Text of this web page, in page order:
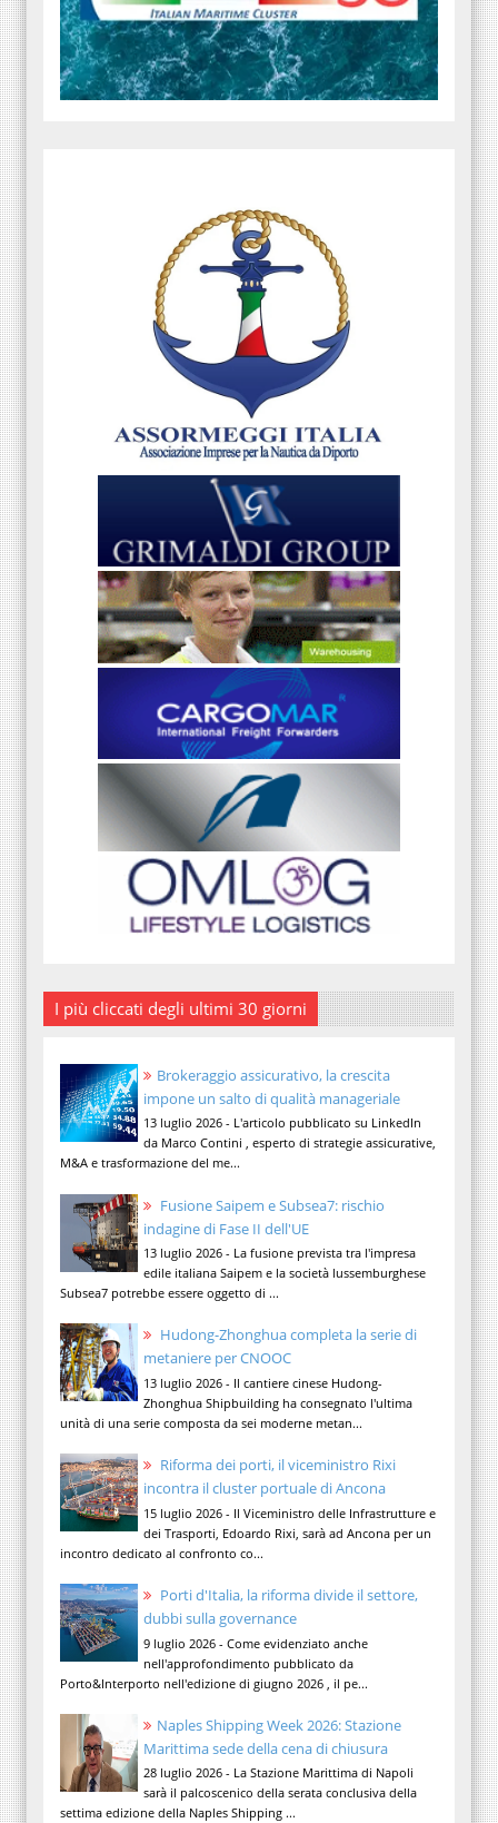
I più cliccati degli ultimi 30 giorni
Brokeraggio assicurativo, la crescita
impone un salto di qualità manageriale
13 luglio 2026 - L'articolo pubblicato su LinkedIn
da Marco Contini , esperto di strategie assicurative,
M&A e trasformazione del me...
Fusione Saipem e Subsea7: rischio
indagine di Fase II dell'UE
13 luglio 2026 - La fusione prevista tra l'impresa
edile italiana Saipem e la società lussemburghese
Subsea7 potrebbe essere oggetto di ...
Hudong-Zhonghua completa la serie di
metaniere per CNOOC
13 luglio 2026 - Il cantiere cinese Hudong-
Zhonghua Shipbuilding ha consegnato l'ultima
unità di una serie composta da sei moderne metan...
Riforma dei porti, il viceministro Rixi
incontra il cluster portuale di Ancona
15 luglio 2026 - Il Viceministro delle Infrastrutture e
dei Trasporti, Edoardo Rixi, sarà ad Ancona per un
incontro dedicato al confronto co...
Porti d'Italia, la riforma divide il settore,
dubbi sulla governance
9 luglio 2026 - Come evidenziato anche
nell'approfondimento pubblicato da
Porto&Interporto nell'edizione di giugno 2026 , il pe...
Naples Shipping Week 2026: Stazione
Marittima sede della cena di chiusura
28 luglio 2026 - La Stazione Marittima di Napoli
sarà il palcoscenico della serata conclusiva della
settima edizione della Naples Shipping ...